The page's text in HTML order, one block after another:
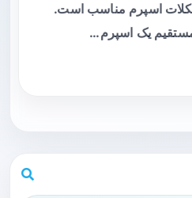
اسپرم مناسب است.
یک اسپرم…